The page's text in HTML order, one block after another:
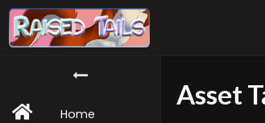
Home
Asset